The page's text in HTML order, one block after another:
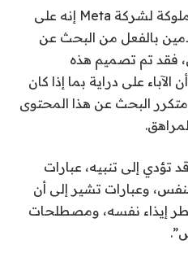
تقول المنصة الاجتماعية المملوكة لشركة Meta إنه على
بالفعل من البحث عن
فقد تم تصميم هذه
الآباء على دراية بما إذا كان
البحث عن هذا المحتوى
تؤدي إلى تنبيه، عبارات
وعبارات تشير إلى أن
إيذاء نفسه، ومصطلحات